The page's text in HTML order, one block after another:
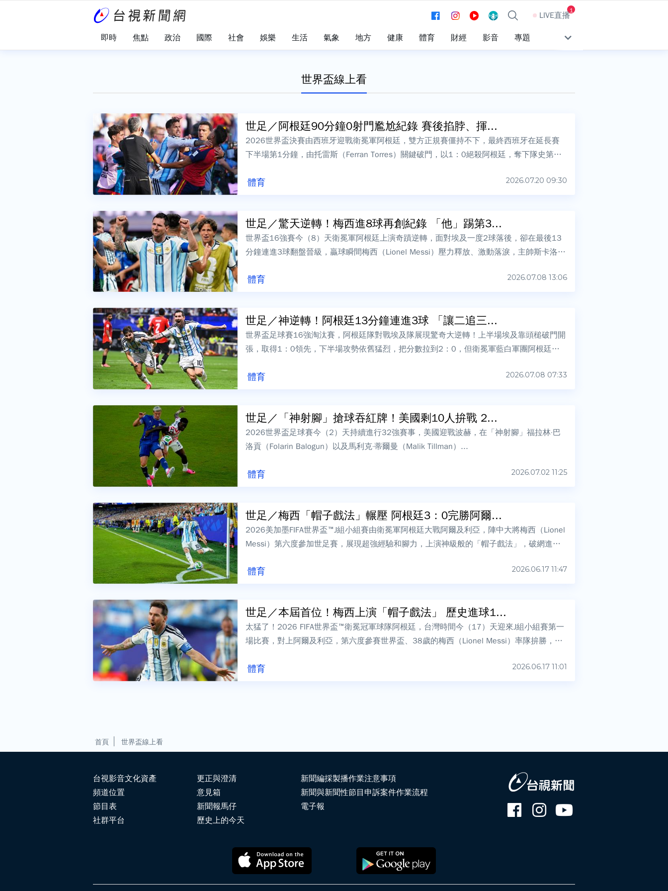
LIVE直播1
即時 焦點 政治 國際 社會 娛樂 生活 氣象 地方 健康 體育 財經 影音 專題
世界盃線上看
體育
世足／阿根廷90分鐘0射門尷尬紀錄 賽後掐脖、揮...
2026.07.20 09:30
2026世界盃決賽由西班牙迎戰衛冕軍阿根廷，雙方正規賽僵持不下，最終西班牙在延長賽
下半場第1分鐘，由托雷斯（Ferran Torres）關鍵破門，以1：0絕殺阿根廷，奪下隊史第二
體育
世足／驚天逆轉！梅西進8球再創紀錄 「他」踢第3...
2026.07.08 13:06
世界盃16強賽今（8）天衛冕軍阿根廷上演奇蹟逆轉，面對埃及一度2球落後，卻在最後13
分鐘連進3球翻盤晉級，贏球瞬間梅西（Lionel Messi）壓力釋放、激動落淚，主帥斯卡洛尼
體育
世足／神逆轉！阿根廷13分鐘連進3球 「讓二追三...
2026.07.08 07:33
世界盃足球賽16強淘汰賽，阿根廷隊對戰埃及隊展現驚奇大逆轉！上半場埃及靠頭槌破門開
張，取得1：0領先，下半場攻勢依舊猛烈，把分數拉到2：0，但衛冕軍藍白軍團阿根廷第7
體育
世足／「神射腳」搶球吞紅牌！美國剩10人拚戰 2...
2026.07.02 11:25
2026世界盃足球賽今（2）天持續進行32強賽事，美國迎戰波赫，在「神射腳」福拉林·巴
洛貢（Folarin Balogun）以及馬利克·蒂爾曼（Malik Tillman）...
體育
世足／梅西「帽子戲法」輾壓 阿根廷3：0完勝阿爾...
2026.06.17 11:47
2026美加墨FIFA世界盃™J組小組賽由衛冕軍阿根廷大戰阿爾及利亞，陣中大將梅西（Lionel
Messi）第六度參加世足賽，展現超強經驗和腳力，上演神級般的「帽子戲法」，破網進球
體育
世足／本屆首位！梅西上演「帽子戲法」 歷史進球1...
2026.06.17 11:01
太猛了！2026 FIFA世界盃™衛冕冠軍球隊阿根廷，台灣時間今（17）天迎來J組小組賽第一
場比賽，對上阿爾及利亞，第六度參賽世界盃、38歲的梅西（Lionel Messi）率隊拚勝，上
首頁 世界盃線上看
台視影音文化資產
頻道位置
節目表
社群平台
更正與澄清
意見箱
新聞報馬仔
歷史上的今天
新聞編採製播作業注意事項
新聞與新聞性節目申訴案件作業流程
電子報